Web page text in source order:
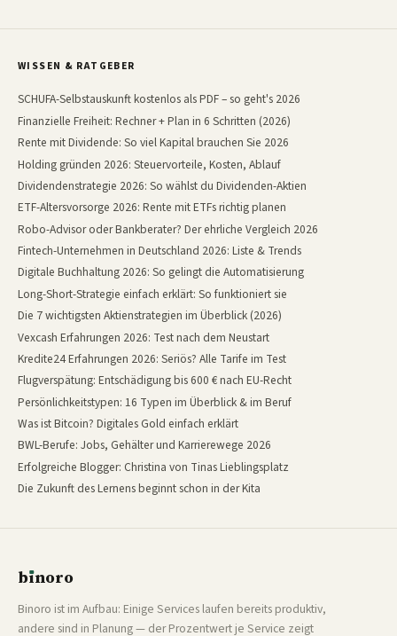
WISSEN & RATGEBER
SCHUFA-Selbstauskunft kostenlos als PDF – so geht's 2026
Finanzielle Freiheit: Rechner + Plan in 6 Schritten (2026)
Rente mit Dividende: So viel Kapital brauchen Sie 2026
Holding gründen 2026: Steuervorteile, Kosten, Ablauf
Dividendenstrategie 2026: So wählst du Dividenden-Aktien
ETF-Altersvorsorge 2026: Rente mit ETFs richtig planen
Robo-Advisor oder Bankberater? Der ehrliche Vergleich 2026
Fintech-Unternehmen in Deutschland 2026: Liste & Trends
Digitale Buchhaltung 2026: So gelingt die Automatisierung
Long-Short-Strategie einfach erklärt: So funktioniert sie
Die 7 wichtigsten Aktienstrategien im Überblick (2026)
Vexcash Erfahrungen 2026: Test nach dem Neustart
Kredite24 Erfahrungen 2026: Seriös? Alle Tarife im Test
Flugverspätung: Entschädigung bis 600 € nach EU-Recht
Persönlichkeitstypen: 16 Typen im Überblick & im Beruf
Was ist Bitcoin? Digitales Gold einfach erklärt
BWL-Berufe: Jobs, Gehälter und Karrierewege 2026
Erfolgreiche Blogger: Christina von Tinas Lieblingsplatz
Die Zukunft des Lernens beginnt schon in der Kita
bınoro
Binoro ist im Aufbau: Einige Services laufen bereits produktiv,
andere sind in Planung — der Prozentwert je Service zeigt